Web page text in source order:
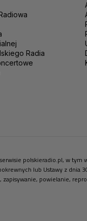
Radia
polskieradio.pl, w
lub Ustawy z dnia
powielanie,